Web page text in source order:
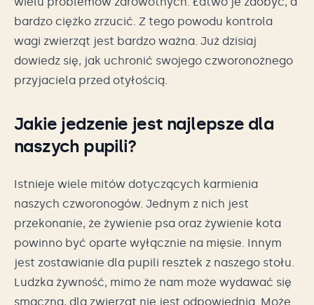
bardzo ciężko zrzucić. Z tego powodu kontrola
wagi zwierząt jest bardzo ważna. Już dzisiaj
dowiedz się, jak uchronić swojego czworonożnego
przyjaciela przed otyłością.
Jakie jedzenie jest najlepsze dla
naszych pupili?
Istnieje wiele mitów dotyczących karmienia
naszych czworonogów. Jednym z nich jest
przekonanie, że żywienie psa oraz żywienie kota
powinno być oparte wyłącznie na mięsie. Innym
jest zostawianie dla pupili resztek z naszego stołu.
Ludzka żywność, mimo że nam może wydawać się
smaczna, dla zwierząt nie jest odpowiednia. Może